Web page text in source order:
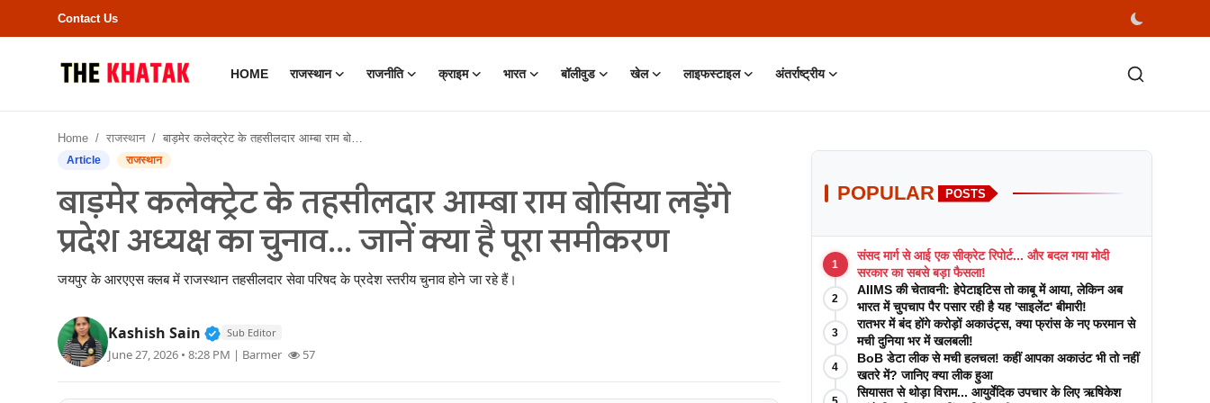
Contact Us
HOME राजस्थान राजनीति क्राइम भारत बॉलीवुड खेल लाइफस्टाइल अंतर्राष्ट्रीय
Contact Us
राजस्थान
राजनीति
Home राजस्थान बाड़मेर कलेक्ट्रेट के तहसीलदार आम्बा राम बोसिया लड़ेंगे प्रदेश अध्यक्ष का चुनाव... जानें क्या है पूरा समीकरण
Article राजस्थान
बाड़मेर कलेक्ट्रेट के तहसीलदार आम्बा राम बोसिया लड़ेंगे
प्रदेश अध्यक्ष का चुनाव... जानें क्या है पूरा समीकरण
जयपुर के आरएएस क्लब में राजस्थान तहसीलदार सेवा परिषद के प्रदेश स्तरीय चुनाव होने जा रहे हैं।
Kashish Sain Verified Public Figure • 11 Jun, 2026
Sub Editor
June 27, 2026 • 8:28 PM | Barmer 57
POPULAR POSTS
1
संसद मार्ग से आई एक सीक्रेट रिपोर्ट... और बदल गया मोदी
सरकार का सबसे बड़ा फैसला!
2
AIIMS की चेतावनी: हेपेटाइटिस तो काबू में आया, लेकिन अब
भारत में चुपचाप पैर पसार रही है यह 'साइलेंट' बीमारी!
3
रातभर में बंद होंगे करोड़ों अकाउंट्स, क्या फ्रांस के नए फरमान से
मची दुनिया भर में खलबली!
4
BoB डेटा लीक से मची हलचल! कहीं आपका अकाउंट भी तो नहीं
खतरे में? जानिए क्या लीक हुआ
सियासत से थोड़ा विराम... आयुर्वेदिक उपचार के लिए ऋषिकेश